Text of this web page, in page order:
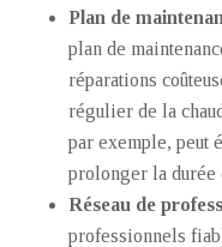
Plan de
plan de
réparations
régulier de la
par exemple, peut
prolonger la durée
Réseau de
professionnels